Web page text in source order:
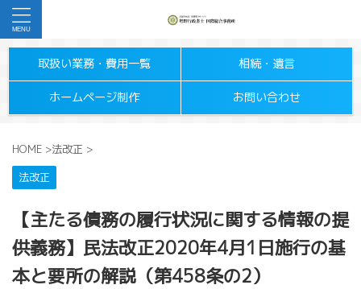
取扱い業務・費用一覧 相続・遺言
ホームページ制作 お問い合わせ
HOME >法改正 >
法改正
【主たる債務の履行状況に関する情報の提
供義務】民法改正2020年4月1日施行の基
本と要所の解説（第458条の2）